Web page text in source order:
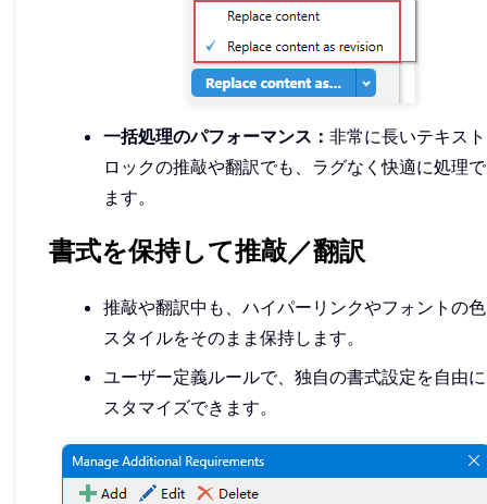
一括処理のパフォーマンス： 非常に長いテキス
ロックの推敲や翻訳でも、ラグなく快適に処理
ます。
書式を保持して推敲／翻訳
推敲や翻訳中も、ハイパーリンクやフォントの
スタイルをそのまま保持します。
ユーザー定義ルールで、独自の書式設定を自由
スタマイズできます。